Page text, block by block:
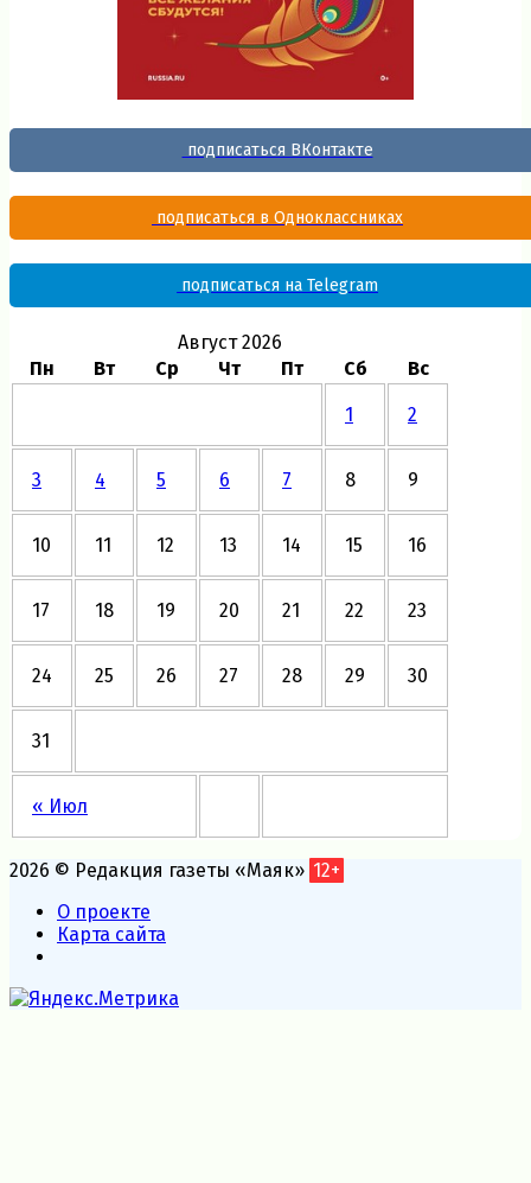
подписаться ВКонтакте
подписаться в Одноклассниках
подписаться на Telegram
Август 2026
Пн
Вт Ср Чт Пт Сб Вс
« Июл
1 2
3 4 5 6 7 8 9
10 11 12 13 14 15 16
17 18 19 20 21 22 23
24 25 26 27 28 29 30
31
2026 © Редакция газеты «Маяк» 12+
О проекте
Карта сайта